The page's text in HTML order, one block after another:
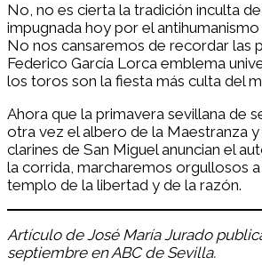
No, no es cierta la tradición inculta
impugnada hoy por el
No nos cansaremos de recordar las
Federico García Lorca emblema
los toros son la fiesta más culta del
Ahora que la primavera sevillana de
otra vez el albero de la Maestranza
clarines de San Miguel anuncian el
la corrida, marcharemos orgullosos
templo de la libertad y de la razón.
Artículo de José María Jurado
septiembre en ABC de Sevilla.